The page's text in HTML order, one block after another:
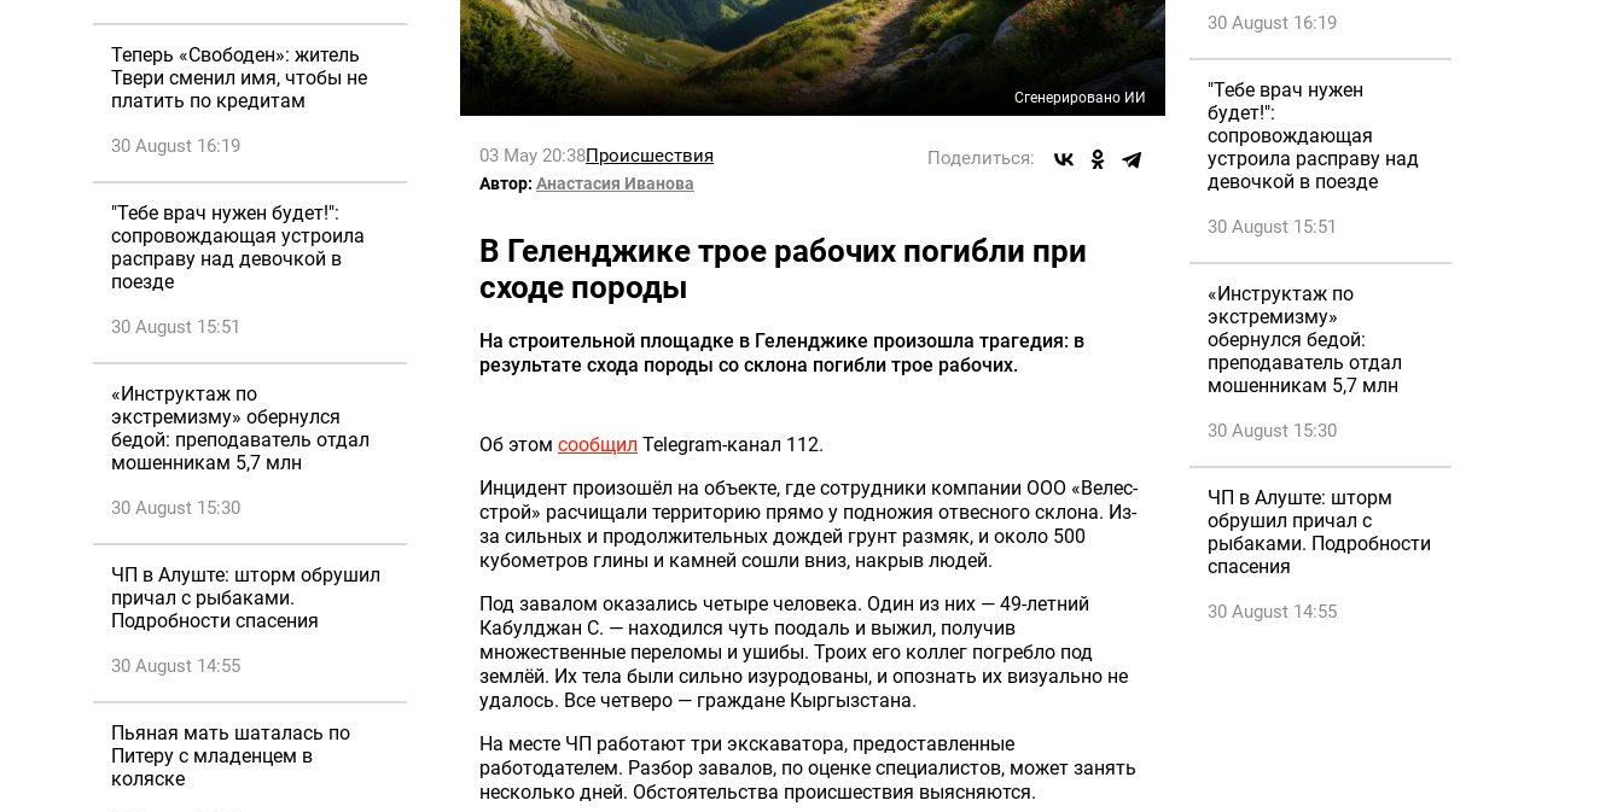
Теперь «Свободен»: житель
Твери сменил имя, чтобы не
платить по кредитам
30 August 16:19
"Тебе врач нужен будет!":
сопровождающая устроила
расправу над девочкой в
поезде
30 August 15:51
«Инструктаж по
экстремизму» обернулся
бедой: преподаватель отдал
мошенникам 5,7 млн
30 August 15:30
ЧП в Алуште: шторм обрушил
причал с рыбаками.
Подробности спасения
30 August 14:55
Пьяная мать шаталась по
Питеру с младенцем в
коляске
Сгенерировано ИИ
03 May 20:38Происшествия Поделиться:
Автор: Анастасия Иванова
В Геленджике трое рабочих погибли при
сходе породы
На строительной площадке в Геленджике произошла трагедия: в
результате схода породы со склона погибли трое рабочих.
Об этом сообщил Telegram-канал 112.
Инцидент произошёл на объекте, где сотрудники компании ООО «Велес-
строй» расчищали территорию прямо у подножия отвесного склона. Из-
за сильных и продолжительных дождей грунт размяк, и около 500
кубометров глины и камней сошли вниз, накрыв людей.
Под завалом оказались четыре человека. Один из них — 49-летний
Кабулджан С. — находился чуть поодаль и выжил, получив
множественные переломы и ушибы. Троих его коллег погребло под
землёй. Их тела были сильно изуродованы, и опознать их визуально не
удалось. Все четверо — граждане Кыргызстана.
На месте ЧП работают три экскаватора, предоставленные
работодателем. Разбор завалов, по оценке специалистов, может занять
несколько дней. Обстоятельства происшествия выясняются.
30 August 16:19
"Тебе врач нужен
будет!":
сопровождающая
устроила расправу над
девочкой в поезде
30 August 15:51
«Инструктаж по
экстремизму»
обернулся бедой:
преподаватель отдал
мошенникам 5,7 млн
30 August 15:30
ЧП в Алуште: шторм
обрушил причал с
рыбаками. Подробности
спасения
30 August 14:55